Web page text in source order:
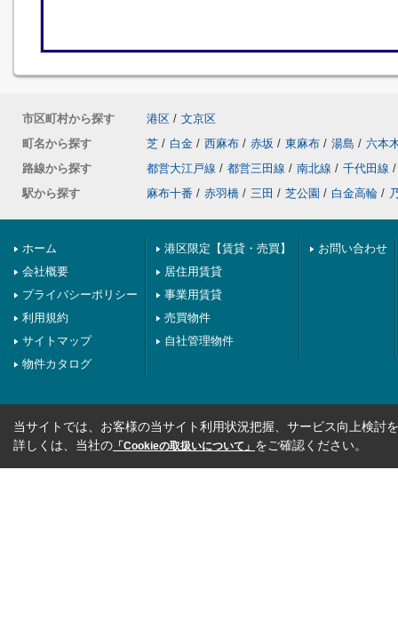
市区町村から探す 港区 / 文京区
町名から探す
芝 / 白金 / 西麻布 / 赤坂 / 東麻布 / 湯島 / 六本
路線から探す
都営大江戸線 / 都営三田線 / 南北線 / 千代田線 /
駅から探す
麻布十番 / 赤羽橋 / 三田 / 芝公園 / 白金高輪 /
ホーム
会社概要
プライバシーポリシー
利用規約
サイトマップ
物件カタログ
港区限定【賃貸・売買】
居住用賃貸
事業用賃貸
売買物件
自社管理物件
お問い合わせ
当サイトでは、お客様の当サイト利用状況把握、サービス向上検討
詳しくは、当社の 「Cookieの取扱いについて」 をご確認ください。